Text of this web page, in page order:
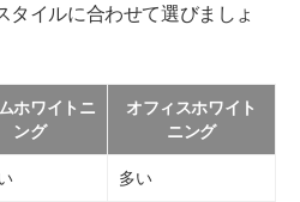
タイルに合わせて選びましょ
ホワイトニ
ング
オフィスホワイト
ニング
多い